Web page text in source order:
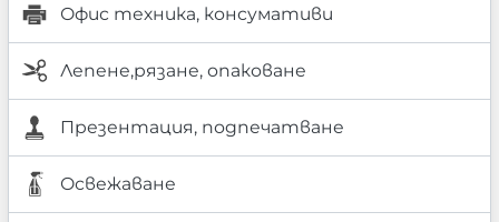
Офис техника, консумативи
Лепене,рязане, опаковане
Презентация, подпечатване
Освежаване